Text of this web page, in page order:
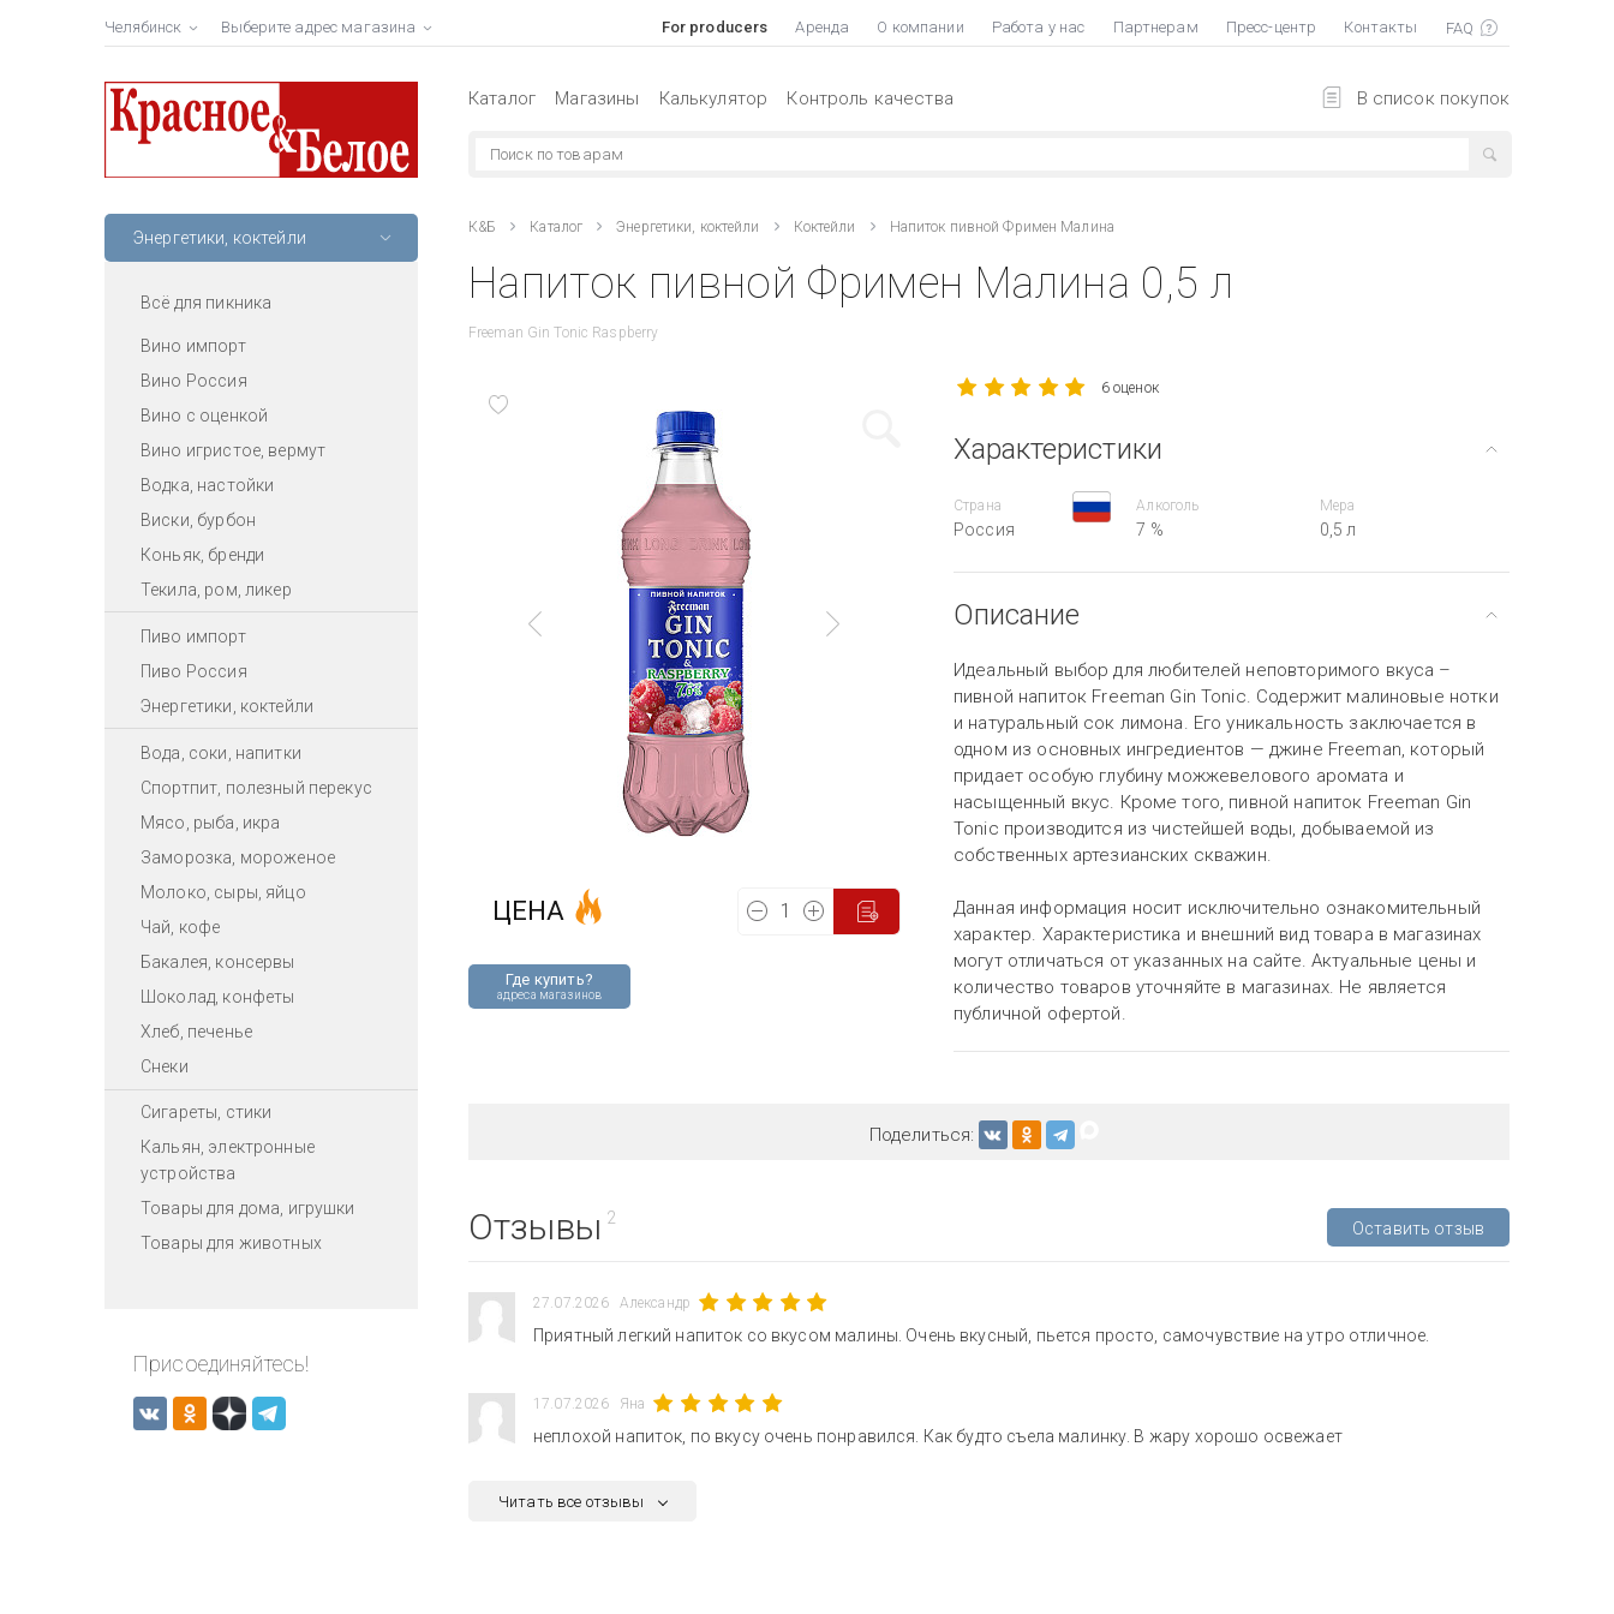
Челябинск Выберите адрес магазина For producers Аренда О компании Работа у нас Партнерам Пресс-центр Контакты
В список покупок
Каталог Магазины Калькулятор Контроль качества
Энергетики, коктейли
Всё для пикника
Вино импорт
Вино Россия
Вино с оценкой
Вино игристое, вермут
Водка, настойки
Виски, бурбон
Коньяк, бренди
Текила, ром, ликер
Пиво импорт
Пиво Россия
Энергетики, коктейли
Вода, соки, напитки
Спортпит, полезный перекус
Мясо, рыба, икра
Заморозка, мороженое
Молоко, сыры, яйцо
Чай, кофе
Бакалея, консервы
Шоколад, конфеты
Хлеб, печенье
Снеки
Сигареты, стики
Кальян, электронные
устройства
Товары для дома, игрушки
Товары для животных
Присоединяйтесь!
К&Б Каталог Энергетики, коктейли Коктейли Напиток пивной Фримен Малина
Напиток пивной Фримен Малина 0,5 л
Freeman Gin Tonic Raspberry
Где купить?
адреса магазинов
ЦЕНА
6 оценок
Характеристики
Страна
Россия
Алкоголь
7 %
Мера
0,5 л
Описание
Идеальный выбор для любителей неповторимого вкуса –
пивной напиток Freeman Gin Tonic. Содержит малиновые нотки
и натуральный сок лимона. Его уникальность заключается в
одном из основных ингредиентов — джине Freeman, который
придает особую глубину можжевелового аромата и
насыщенный вкус. Кроме того, пивной напиток Freeman Gin
Tonic производится из чистейшей воды, добываемой из
собственных артезианских скважин.
Данная информация носит исключительно ознакомительный
характер. Характеристика и внешний вид товара в магазинах
могут отличаться от указанных на сайте. Актуальные цены и
количество товаров уточняйте в магазинах. Не является
публичной офертой.
Поделиться:
Отзывы 2
Оставить отзыв
27.07.2026 Александр
Приятный легкий напиток со вкусом малины. Очень вкусный, пьется просто, самочувствие на утро отличное.
17.07.2026 Яна
неплохой напиток, по вкусу очень понравился. Как будто съела малинку. В жару хорошо освежает
Читать все отзывы